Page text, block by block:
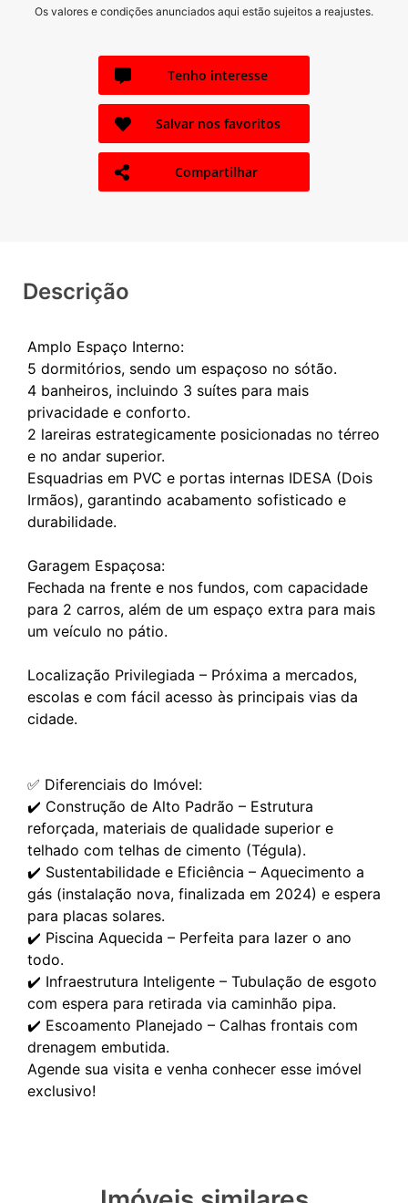
Os valores e condições anunciados aqui estão sujeitos a reajustes.
Tenho interesse
Salvar nos favoritos
Compartilhar
Descrição
Amplo Espaço Interno:
5 dormitórios, sendo um espaçoso no sótão.
4 banheiros, incluindo 3 suítes para mais
privacidade e conforto.
2 lareiras estrategicamente posicionadas no térreo
e no andar superior.
Esquadrias em PVC e portas internas IDESA (Dois
Irmãos), garantindo acabamento sofisticado e
durabilidade.
Garagem Espaçosa:
Fechada na frente e nos fundos, com capacidade
para 2 carros, além de um espaço extra para mais
um veículo no pátio.
Localização Privilegiada – Próxima a mercados,
escolas e com fácil acesso às principais vias da
cidade.
✅ Diferenciais do Imóvel:
✔️ Construção de Alto Padrão – Estrutura
reforçada, materiais de qualidade superior e
telhado com telhas de cimento (Tégula).
✔️ Sustentabilidade e Eficiência – Aquecimento a
gás (instalação nova, finalizada em 2024) e espera
para placas solares.
✔️ Piscina Aquecida – Perfeita para lazer o ano
todo.
✔️ Infraestrutura Inteligente – Tubulação de esgoto
com espera para retirada via caminhão pipa.
✔️ Escoamento Planejado – Calhas frontais com
drenagem embutida.
Agende sua visita e venha conhecer esse imóvel